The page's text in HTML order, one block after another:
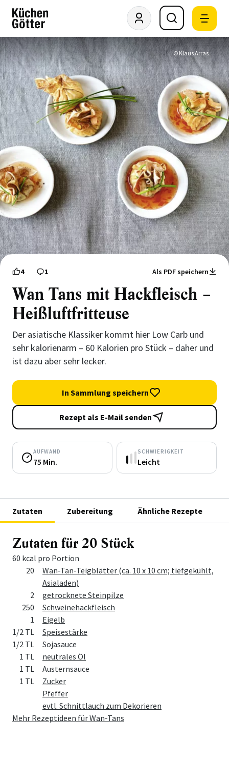
© Klaus Arras
4 1 Als PDF speichern
Wan Tans mit Hackfleisch –
Heißluftfritteuse
Der asiatische Klassiker kommt hier Low Carb und
sehr kalorienarm – 60 Kalorien pro Stück – daher und
ist dazu aber sehr lecker.
In Sammlung speichern
Rezept als E-Mail senden
AUFWAND
75 Min.
SCHWIERIGKEIT
Leicht
Zutaten Zubereitung Ähnliche Rezepte
Zutaten für 20 Stück
60 kcal pro Portion
Menge
Zutat
20
Wan-Tan-Teigblätter (ca. 10 x 10 cm; tiefgekühlt,
Asialaden)
2
getrocknete Steinpilze
250
Schweinehackfleisch
1
Eigelb
1/2 TL
Speisestärke
1/2 TL
Sojasauce
1 TL
neutrales Öl
1 TL
Austernsauce
1 TL
Zucker
Pfeffer
evtl. Schnittlauch zum Dekorieren
Mehr Rezeptideen für Wan-Tans